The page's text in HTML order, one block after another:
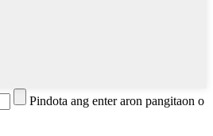
Pindota ang enter aron pangitaon o